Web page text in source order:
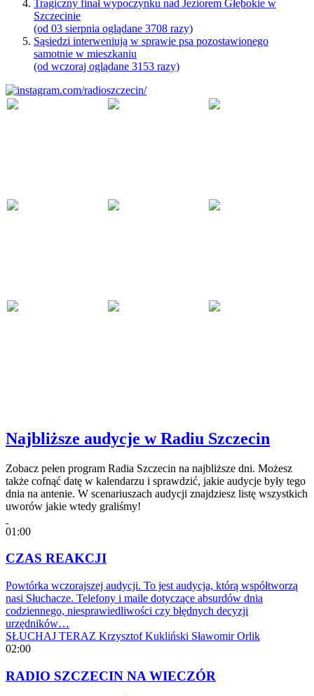
Tragiczny finał wypoczynku nad Jeziorem Głębokie w
Szczecinie
(od 03 sierpnia oglądane 3708 razy)
Sąsiedzi interweniują w sprawie psa pozostawionego
samotnie w mieszkaniu
(od wczoraj oglądane 3153 razy)
Najbliższe audycje w Radiu Szczecin
Zobacz pełen program Radia Szczecin na najbliższe dni. Możesz
także cofnąć datę w kalendarzu i sprawdzić, jakie audycje były tego
dnia na antenie. W scenariuszach audycji znajdziesz listę wszystkich
uworów jakie wtedy graliśmy!
01:00
CZAS REAKCJI
Powtórka wczorajszej audycji. To jest audycja, którą współtworzą
nasi Słuchacze. Telefony i maile dotyczące absurdów dnia
codziennego, niesprawiedliwości czy błędnych decyzji
urzędników…
SŁUCHAJ TERAZ Krzysztof Kukliński Sławomir Orlik
02:00
RADIO SZCZECIN NA WIECZÓR